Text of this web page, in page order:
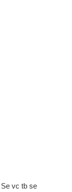
vc tb se